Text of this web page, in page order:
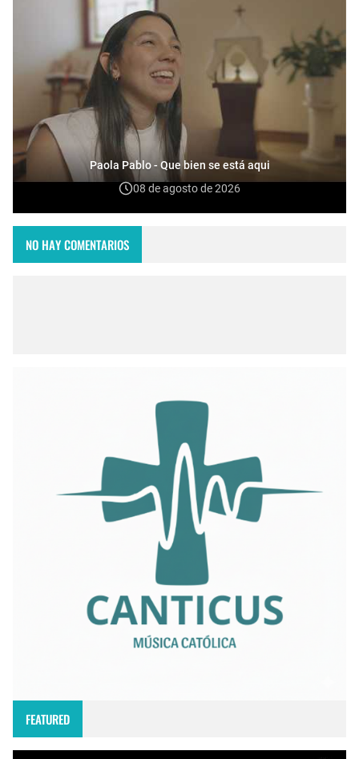
Paola Pablo - Que bien se está aqui
08 de agosto de 2026
NO HAY COMENTARIOS
FEATURED